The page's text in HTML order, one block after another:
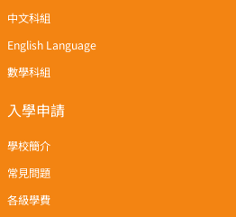
中文科組
English Language
數學科組
入學申請
學校簡介
常見問題
各級學費